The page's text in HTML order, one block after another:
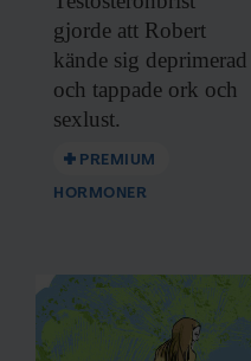
gjorde att Robert
kände sig deprimerad
och tappade ork och
sexlust.
PREMIUM
HORMONER